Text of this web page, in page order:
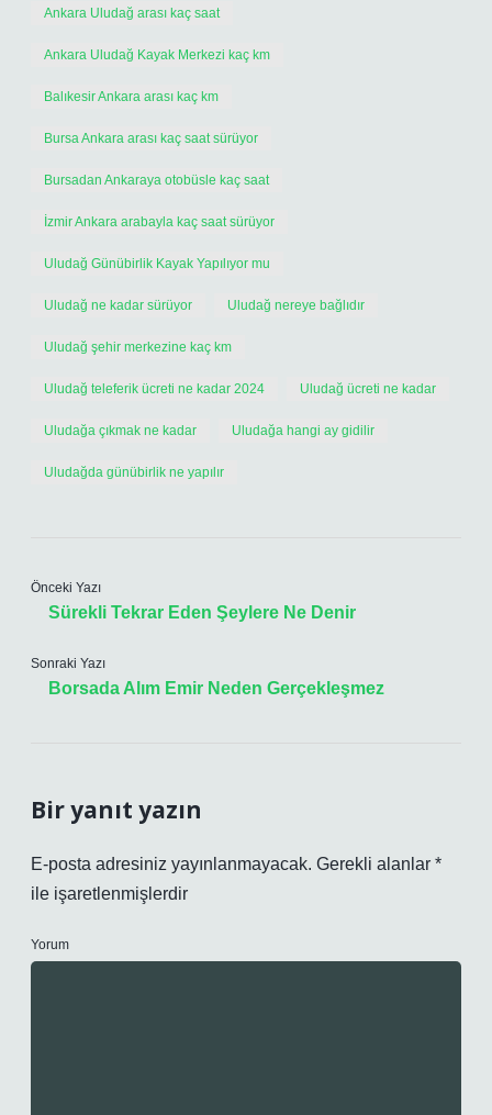
Ankara Uludağ arası kaç saat
Ankara Uludağ Kayak Merkezi kaç km
Balıkesir Ankara arası kaç km
Bursa Ankara arası kaç saat sürüyor
Bursadan Ankaraya otobüsle kaç saat
İzmir Ankara arabayla kaç saat sürüyor
Uludağ Günübirlik Kayak Yapılıyor mu
Uludağ ne kadar sürüyor Uludağ nereye bağlıdır
Uludağ şehir merkezine kaç km
Uludağ teleferik ücreti ne kadar 2024 Uludağ ücreti ne kadar
Uludağa çıkmak ne kadar Uludağa hangi ay gidilir
Uludağda günübirlik ne yapılır
Önceki Yazı
Sürekli Tekrar Eden Şeylere Ne Denir
Sonraki Yazı
Borsada Alım Emir Neden Gerçekleşmez
Bir yanıt yazın
E-posta adresiniz yayınlanmayacak. Gerekli alanlar *
ile işaretlenmişlerdir
Yorum